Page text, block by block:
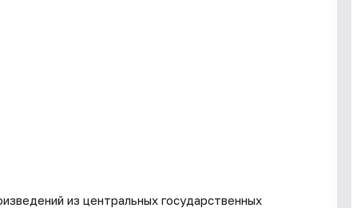
из центральных государственных